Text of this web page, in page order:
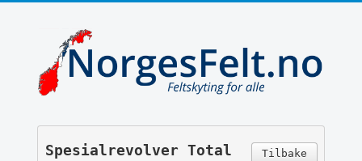
Tilbake
Spesialrevolver Total